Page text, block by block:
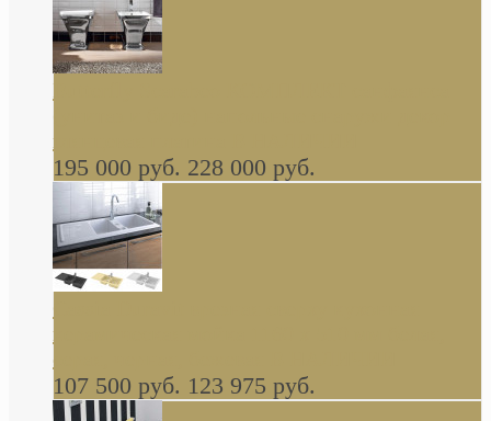
Butterfly Scarabeo КОМПЛЕКТ санфаянса
глянцевая платина В НАЛИЧИИ
195 000 руб. 228 000 руб.
керамическая мойка 1160 x 510 мм белая,
серая, черная, бежевая В НАЛИЧИИ
107 500 руб. 123 975 руб.